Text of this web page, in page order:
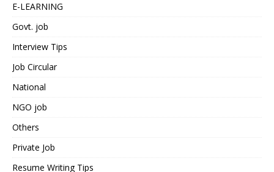
E-LEARNING
Govt. job
Interview Tips
Job Circular
National
NGO job
Others
Private Job
Resume Writing Tips